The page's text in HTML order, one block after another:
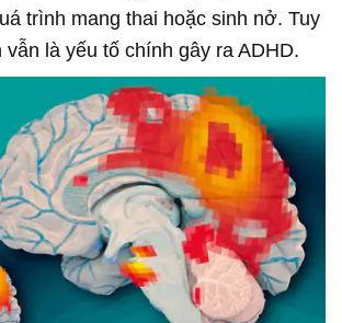
trình mang thai hoặc sinh nở. Tuy
vẫn là yếu tố chính gây ra ADHD.